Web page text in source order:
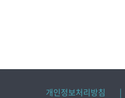
개인정보처리방침 |